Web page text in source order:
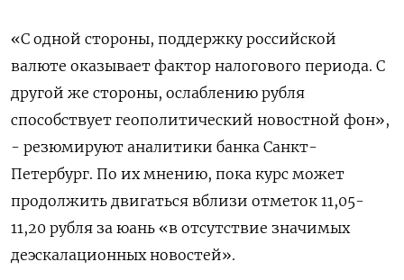
«С одной стороны, поддержку российской
валюте оказывает фактор налогового периода. С
другой же стороны, ослаблению рубля
способствует геополитический новостной фон»,
- резюмируют аналитики банка Санкт-
Петербург. По их мнению, пока курс может
продолжить двигаться вблизи отметок 11,05-
11,20 рубля за юань «в отсутствие значимых
деэскалационных новостей».